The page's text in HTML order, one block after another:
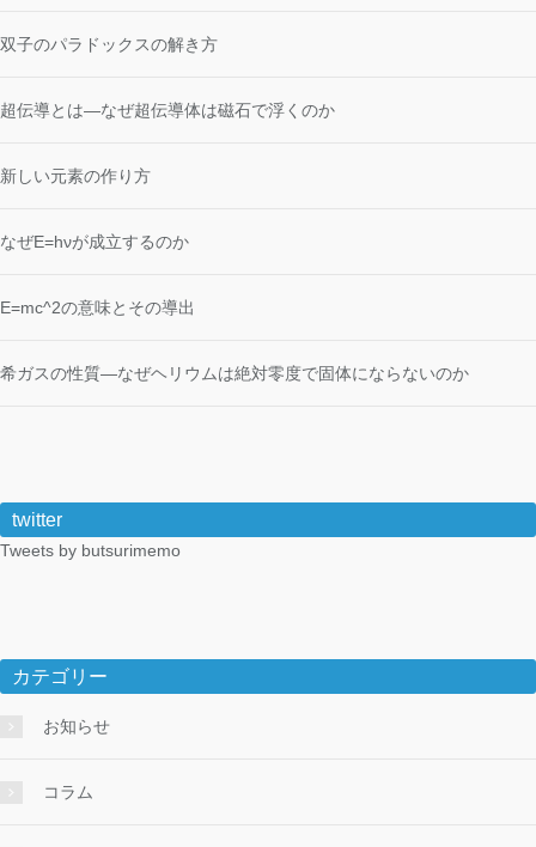
双子のパラドックスの解き方
超伝導とは―なぜ超伝導体は磁石で浮くのか
新しい元素の作り方
なぜE=hνが成立するのか
E=mc^2の意味とその導出
希ガスの性質―なぜヘリウムは絶対零度で固体にならないのか
twitter
Tweets by butsurimemo
カテゴリー
お知らせ
コラム